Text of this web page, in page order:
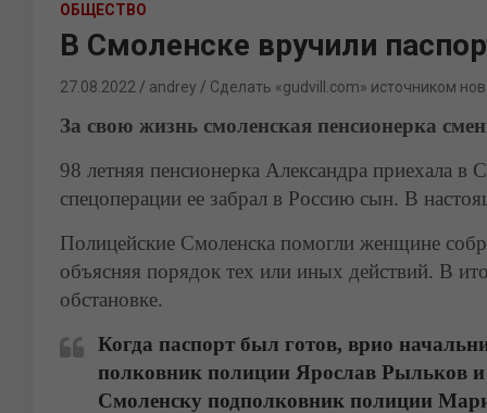
ОБЩЕСТВО
В Смоленске вручили
27.08.2022 andrey Сделать «gudvill.com» источником
За свою жизнь смоленская пенсионерка
98 летняя пенсионерка Александра приехала
спецоперации ее забрал в Россию сын. В
Полицейские Смоленска помогли женщине
объясняя порядок тех или иных действий. В
обстановке.
Когда паспорт был готов, врио
полковник полиции Ярослав Рыльков
Смоленску подполковник полиции